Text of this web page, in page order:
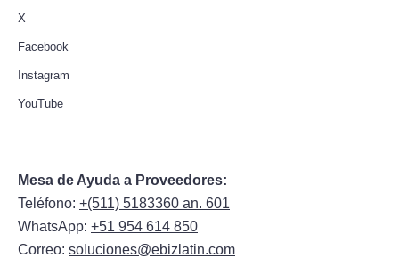
X
Facebook
Instagram
YouTube
Mesa de Ayuda a Proveedores:
Teléfono: +(511) 5183360 an. 601
WhatsApp: +51 954 614 850
Correo: soluciones@ebizlatin.com